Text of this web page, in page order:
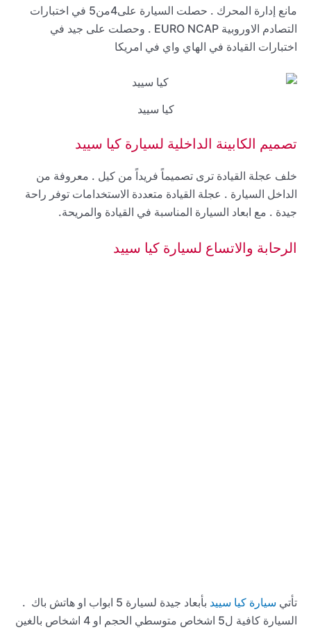
مانع إدارة المحرك . حصلت السيارة على4من5 في اختبارات
التصادم الاوروبية EURO NCAP . وحصلت على جيد في
اختبارات القيادة في الهاي واي في امريكا
كيا سييد
تصميم الكابينة الداخلية لسيارة كيا سييد
خلف عجلة القيادة ترى تصميماً فريداً من كيل . معروفة من
الداخل السيارة . عجلة القيادة متعددة الاستخدامات توفر راحة
جيدة . مع ابعاد السيارة المناسبة في القيادة والمريحة.
الرحابة والاتساع لسيارة كيا سييد
تأتي سيارة كيا سييد
بأبعاد جيدة لسيارة 5 ابواب او هاتش باك .
السيارة كافية ل5 اشخاص متوسطي الحجم او 4 اشخاص بالغين